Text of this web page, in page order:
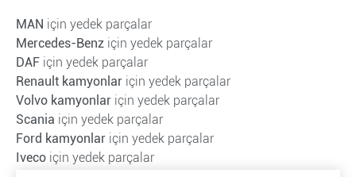
MAN için yedek parçalar
Mercedes-Benz için yedek parçalar
DAF için yedek parçalar
Renault kamyonlar için yedek parçalar
Volvo kamyonlar için yedek parçalar
Scania için yedek parçalar
Ford kamyonlar için yedek parçalar
Iveco için yedek parçalar